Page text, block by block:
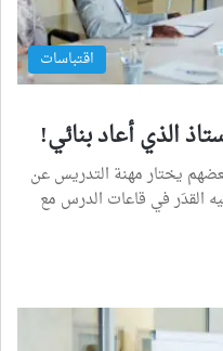
اقتباسات
الذي أعاد بنائي!
يختار مهنة التدريس عن
القدَر في قاعات الدرس مع